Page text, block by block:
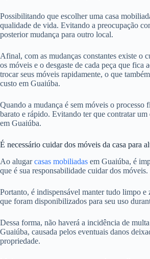
Possibilitando que escolher uma casa
qualidade de vida. Evitando a preocupação
posterior mudança para outro local.
Afinal, com as mudanças constantes existe o
os móveis e o desgaste de cada peça que fica
trocar seus móveis rapidamente, o que
custo em Guaiúba.
Quando a mudança é sem móveis o processo
barato e rápido. Evitando ter que contratar um
em Guaiúba.
É necessário cuidar dos móveis da casa para
Ao alugarcasas mobiliadas em Guaiúba, é
que é sua responsabilidade cuidar dos móveis.
Portanto, é indispensável manter tudo limpo e
que foram disponibilizados para seu uso
Dessa forma, não haverá a incidência de
Guaiúba, causada pelos eventuais danos
propriedade.